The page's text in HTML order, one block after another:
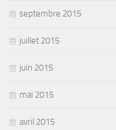
septembre 2015
juillet 2015
juin 2015
mai 2015
avril 2015